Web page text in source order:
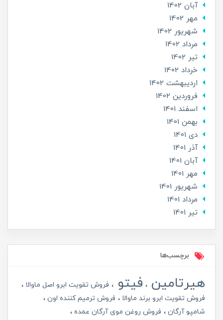
آبان 1402
مهر 1402
شهریور 1402
مرداد 1402
تير 1402
خرداد 1402
ارديبهشت 1402
فروردین 1402
اسفند 1401
بهمن 1401
دی 1401
آذر 1401
آبان 1401
مهر 1401
شهریور 1401
مرداد 1401
تير 1401
برچسب‌ها
هیرتامین فیتو
فروش تقویت ابرو اصل ماوالا
فروش تقویت ابرو برند ماوالا
فروش ترمیم کننده اون
شامپو آرگان
فروش روغن موی آرگان عمده